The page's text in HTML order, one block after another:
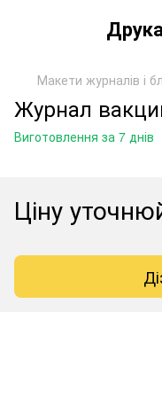
Макети журналів і
Журнал
Виготовлення за 7 днів
Ціну